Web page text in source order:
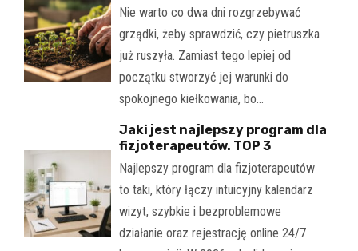
Nie warto co dwa dni rozgrzebywać
grządki, żeby sprawdzić, czy pietruszka
już ruszyła. Zamiast tego lepiej od
początku stworzyć jej warunki do
spokojnego kiełkowania, bo…
Jaki jest najlepszy program dla
fizjoterapeutów. TOP 3
Najlepszy program dla fizjoterapeutów
to taki, który łączy intuicyjny kalendarz
wizyt, szybkie i bezproblemowe
działanie oraz rejestrację online 24/7